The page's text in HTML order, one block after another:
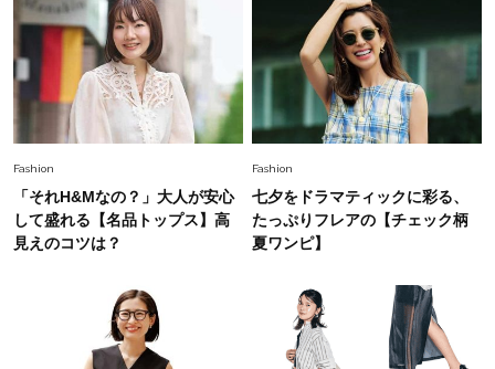
白黒でもこんなに華やぐ！40代、夏の「甘めト
ップス×パンツ」コーデ〈3選〉
Fashion 2026.5.29
40代の夏通勤はこれ１着！「きちんと感」も
「オシャレ」も整うトレンドトップス〈4選〉
Fashion 2026.5.29
今、40代の「メガネ＆サングラス」のトレンド
Fashion
オシャレ40代の【ワンピ＆オールインワン】最
Fashion
「それH&Mなの？」大人が安心
して盛れる【名品トップス】高
見えのコツは？
Fashion
七夕をドラマティックに彩る、
たっぷりフレアの【チェック柄
夏ワンピ】